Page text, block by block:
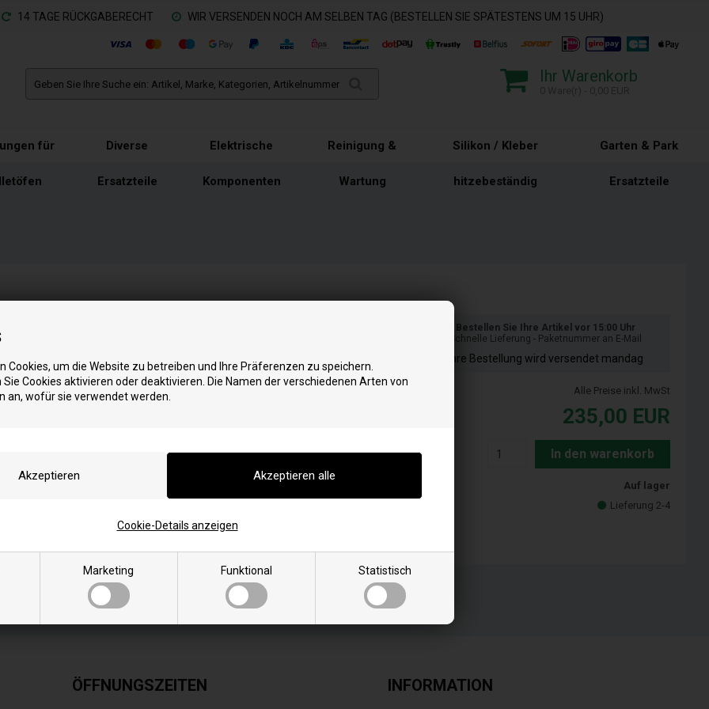
Cookies, um die Website zu betreiben und Ihre Präferenzen zu speichern.
Sie Cookies aktivieren oder deaktivieren. Die Namen der verschiedenen Arten von
an, wofür sie verwendet werden.
Marketing Funktional Statistisch
Cookie-Details anzeigen
14 TAGE RÜCKGABERECHT WIR VERSENDEN NOCH AM SELBEN TAG (BESTELLEN SIE SPÄTESTENS UM 15 UHR)
Ihr Warenkorb
für Diverse
Ersatzteile
Elektrische
Komponenten
Reinigung &
Wartung
Silikon / Kleber
hitzebeständig
Garten & Park
Ersatzteile
und 1" Gewinde
Bestellen Sie Ihre Artikel vor 15:00 Uhr
Schnelle Lieferung - Paketnummer an E-Mail
Ihre Bestellung wird versendet mandag
Alle Preise inkl. MwSt
235,00 EUR
In den warenkorb
Auf lager
Lieferung 2-4
ÖFFNUNGSZEITEN INFORMATION